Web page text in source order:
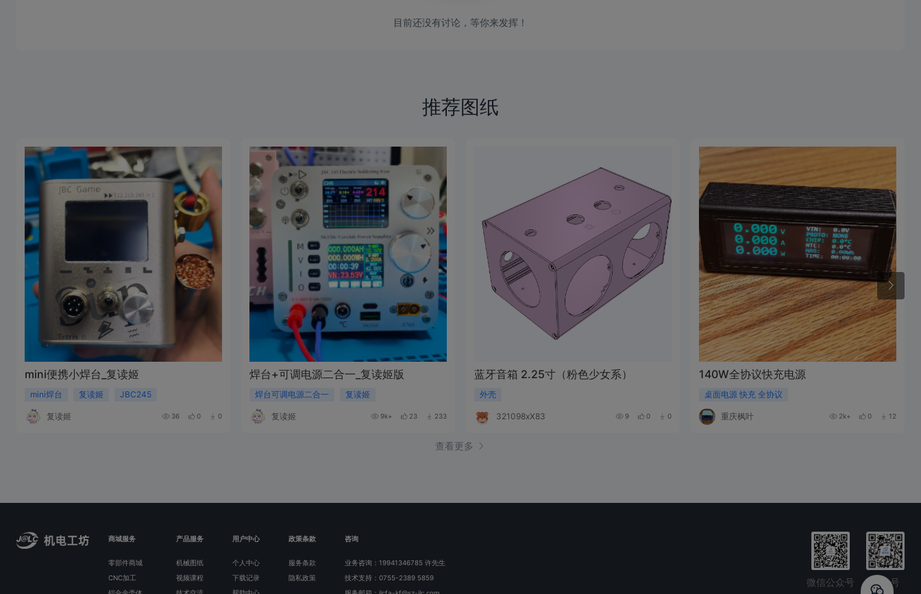
目前还没有讨论，等你来发挥！
推荐图纸
mini便携小焊台_复读姬
mini焊台 复读姬 JBC245
复读姬 36 0 0
焊台+可调电源二合一_复读姬版
焊台可调电源二合一 复读姬
复读姬 9k+ 23 233
蓝牙音箱 2.25寸（粉色少女系）
外壳
321098xX837D 9 0 0
140W全协议快充电源
桌面电源 快充 全协议
重庆枫叶 2k+ 0 12
查看更多
商城服务 产品服务 用户中心 政策条款 咨询
零部件商城 机械图纸 个人中心 服务条款
业务咨询：19941346785 许先生
CNC加工
视频课程 下载记录 隐私政策
技术支持：0755-2389 5859
微信公众号 抖音号